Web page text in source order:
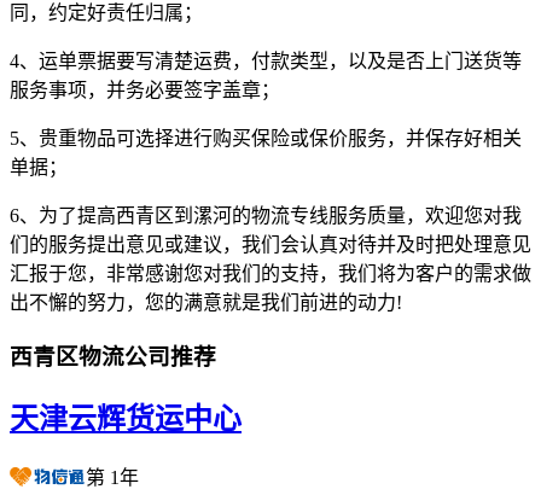
同，约定好责任归属；
4、运单票据要写清楚运费，付款类型，以及是否上门送货等
服务事项，并务必要签字盖章；
5、贵重物品可选择进行购买保险或保价服务，并保存好相关
单据；
6、为了提高西青区到漯河的物流专线服务质量，欢迎您对我
们的服务提出意见或建议，我们会认真对待并及时把处理意见
汇报于您，非常感谢您对我们的支持，我们将为客户的需求做
出不懈的努力，您的满意就是我们前进的动力!
西青区物流公司推荐
天津云辉货运中心
第 1年